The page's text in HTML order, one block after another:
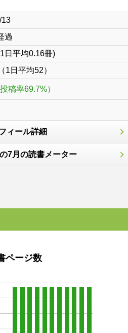
13
過
日平均0.16冊)
1日平均52）
稿率69.7%）
ィール詳細
7月の読書メーター
ページ数